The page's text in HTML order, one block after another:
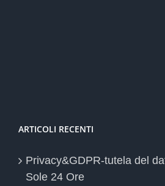
ARTICOLI RECENTI
Privacy&GDPR-tutela del
Sole 24 Ore